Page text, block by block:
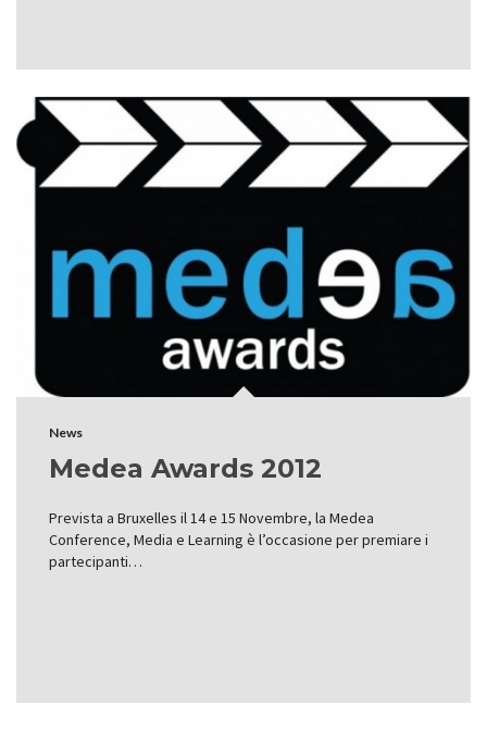
News
Medea Awards 2012
Prevista a Bruxelles il 14 e 15 Novembre, la Medea
Conference, Media e Learning è l’occasione per premiare i
partecipanti…